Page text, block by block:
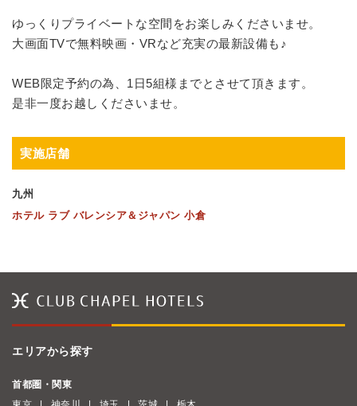
ゆっくりプライベートな空間をお楽しみくださいませ。
大画面TVで無料映画・VRなど充実の最新設備も♪
WEB限定予約の為、1日5組様までとさせて頂きます。
是非一度お越しくださいませ。
実施店舗
九州
ホテル ラブ バレンシア＆ジャパン 小倉
エリアから探す
首都圏・関東